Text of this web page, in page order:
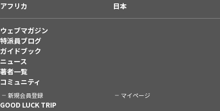
アフリカ
日本
ウェブマガジン
特派員ブログ
ガイドブック
ニュース
著者一覧
コミュニティ
新規会員登録 マイページ
GOOD LUCK TRIP